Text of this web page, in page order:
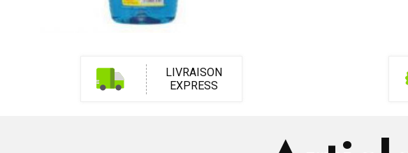
LIVRAISON
EXPRESS